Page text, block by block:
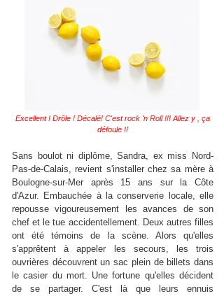
Excellent ! Drôle ! Décalé! C'est rock 'n Roll !!! Allez y , ça
défoule !!
Sans boulot ni diplôme, Sandra, ex miss Nord-
Pas-de-Calais, revient s'installer chez sa mère à
Boulogne-sur-Mer après 15 ans sur la Côte
d'Azur. Embauchée à la conserverie locale, elle
repousse vigoureusement les avances de son
chef et le tue accidentellement. Deux autres filles
ont été témoins de la scène. Alors qu'elles
s'apprêtent à appeler les secours, les trois
ouvrières découvrent un sac plein de billets dans
le casier du mort. Une fortune qu'elles décident
de se partager. C'est là que leurs ennuis